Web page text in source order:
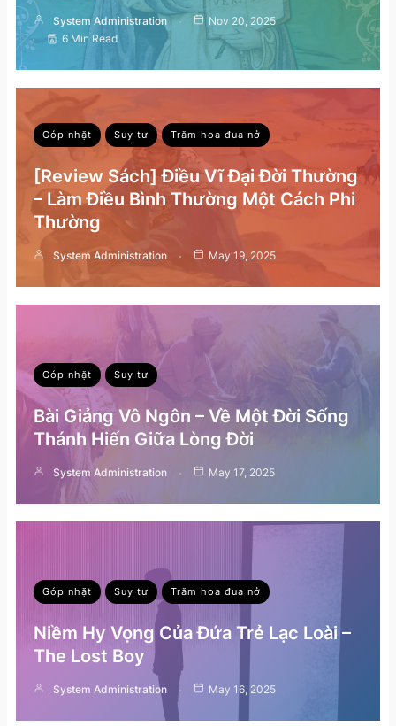
System Administration
Nov 20, 2025
6 Min Read
Góp nhặt Suy tư Trăm hoa đua nở
[Review Sách] Điều Vĩ Đại Đời Thường
– Làm Điều Bình Thường Một Cách Phi
Thường
System Administration May 19, 2025
Góp nhặt Suy tư
Bài Giảng Vô Ngôn – Về Một Đời Sống
Thánh Hiến Giữa Lòng Đời
System Administration May 17, 2025
Góp nhặt Suy tư Trăm hoa đua nở
Niềm Hy Vọng Của Đứa Trẻ Lạc Loài –
The Lost Boy
System Administration May 16, 2025